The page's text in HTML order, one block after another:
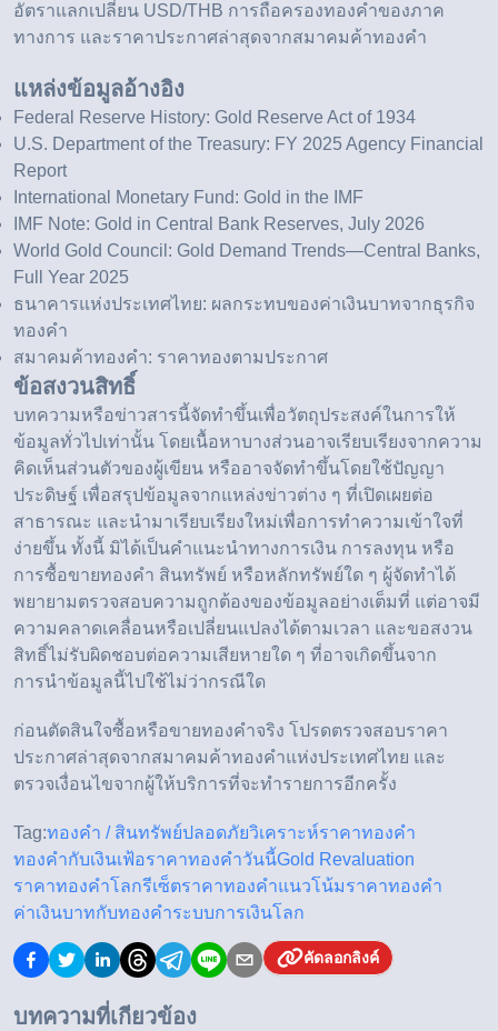
อัตราแลกเปลี่ยน USD/THB การถือครองทองคำของภาค
ทางการ และราคาประกาศล่าสุดจากสมาคมค้าทองคำ
แหล่งข้อมูลอ้างอิง
Federal Reserve History: Gold Reserve Act of 1934
U.S. Department of the Treasury: FY 2025 Agency Financial
Report
International Monetary Fund: Gold in the IMF
IMF Note: Gold in Central Bank Reserves, July 2026
World Gold Council: Gold Demand Trends—Central Banks,
Full Year 2025
ธนาคารแห่งประเทศไทย: ผลกระทบของค่าเงินบาทจากธุรกิจ
ทองคำ
สมาคมค้าทองคำ: ราคาทองตามประกาศ
ข้อสงวนสิทธิ์
บทความหรือข่าวสารนี้จัดทำขึ้นเพื่อวัตถุประสงค์ในการให้
ข้อมูลทั่วไปเท่านั้น โดยเนื้อหาบางส่วนอาจเรียบเรียงจากความ
คิดเห็นส่วนตัวของผู้เขียน หรืออาจจัดทำขึ้นโดยใช้ปัญญา
ประดิษฐ์ เพื่อสรุปข้อมูลจากแหล่งข่าวต่าง ๆ ที่เปิดเผยต่อ
สาธารณะ และนำมาเรียบเรียงใหม่เพื่อการทำความเข้าใจที่
ง่ายขึ้น ทั้งนี้ มิได้เป็นคำแนะนำทางการเงิน การลงทุน หรือ
การซื้อขายทองคำ สินทรัพย์ หรือหลักทรัพย์ใด ๆ ผู้จัดทำได้
พยายามตรวจสอบความถูกต้องของข้อมูลอย่างเต็มที่ แต่อาจมี
ความคลาดเคลื่อนหรือเปลี่ยนแปลงได้ตามเวลา และขอสงวน
สิทธิ์ไม่รับผิดชอบต่อความเสียหายใด ๆ ที่อาจเกิดขึ้นจาก
การนำข้อมูลนี้ไปใช้ไม่ว่ากรณีใด
ก่อนตัดสินใจซื้อหรือขายทองคำจริง โปรดตรวจสอบราคา
ประกาศล่าสุดจากสมาคมค้าทองคำแห่งประเทศไทย และ
ตรวจเงื่อนไขจากผู้ให้บริการที่จะทำรายการอีกครั้ง
Tag:ทองคำ / สินทรัพย์ปลอดภัยวิเคราะห์ราคาทองคำ
ทองคำกับเงินเฟ้อราคาทองคำวันนี้Gold Revaluation
ราคาทองคำโลกรีเซ็ตราคาทองคำแนวโน้มราคาทองคำ
ค่าเงินบาทกับทองคำระบบการเงินโลก
คัดลอกลิงค์
บทความที่เกียวข้อง